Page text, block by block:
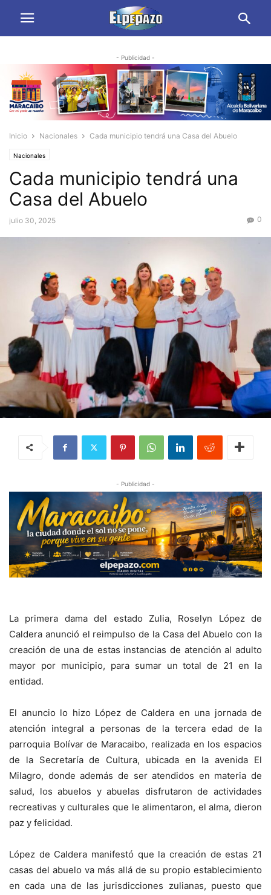
- Publicidad -
Inicio Nacionales Cada municipio tendrá una Casa del Abuelo
Nacionales
Cada municipio tendrá una
Casa del Abuelo
julio 30, 2025 0
- Publicidad -
La primera dama del estado Zulia, Roselyn López de
Caldera anunció el reimpulso de la Casa del Abuelo con la
creación de una de estas instancias de atención al adulto
mayor por municipio, para sumar un total de 21 en la
entidad.
El anuncio lo hizo López de Caldera en una jornada de
atención integral a personas de la tercera edad de la
parroquia Bolívar de Maracaibo, realizada en los espacios
de la Secretaría de Cultura, ubicada en la avenida El
Milagro, donde además de ser atendidos en materia de
salud, los abuelos y abuelas disfrutaron de actividades
recreativas y culturales que le alimentaron, el alma, dieron
paz y felicidad.
López de Caldera manifestó que la creación de estas 21
casas del abuelo va más allá de su propio establecimiento
en cada una de las jurisdicciones zulianas, puesto que